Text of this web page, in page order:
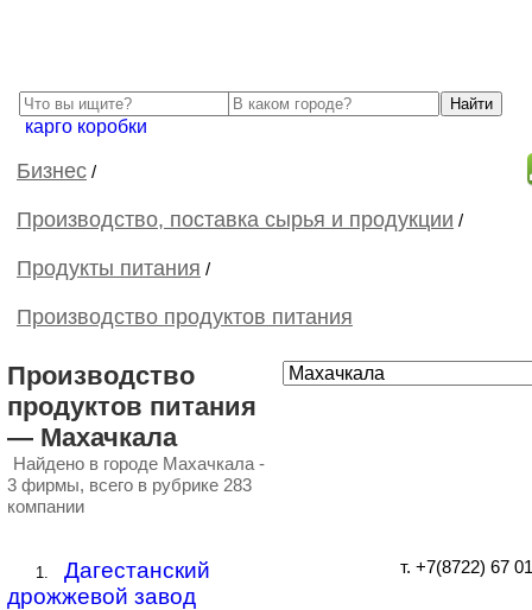
карго коробки
Бизнес /
Производство, поставка сырья и продукции /
Продукты питания /
Производство продуктов питания
Производство
продуктов питания
— Махачкала
Найдено в городе Махачкала -
3 фирмы, всего в рубрике 283
компании
1.
Дагестанский
дрожжевой завод
т. +7(8722) 67